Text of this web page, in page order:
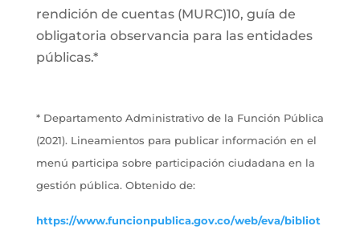
rendición de cuentas (MURC)10, guía de
obligatoria observancia para las entidades
públicas.*
* Departamento Administrativo de la Función Pública
(2021). Lineamientos para publicar información en el
menú participa sobre participación ciudadana en la
gestión pública. Obtenido de:
https://www.funcionpublica.gov.co/web/eva/bibliot